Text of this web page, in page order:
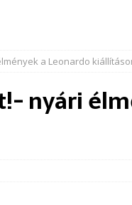
a Leonardo
nyári